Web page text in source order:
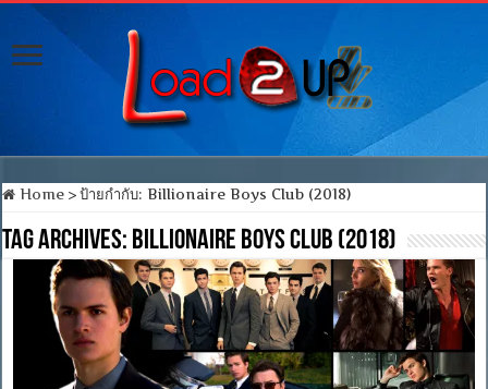
Home > ป้ายกำกับ:Billionaire Boys Club (2018)
Tag Archives: Billionaire Boys Club (2018)